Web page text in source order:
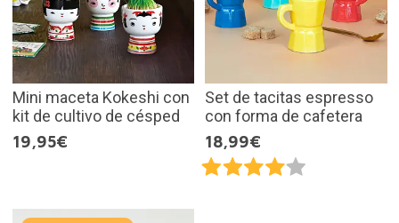
Mini maceta Kokeshi con
kit de cultivo de césped
19,95€
Set de tacitas espresso
con forma de cafetera
18,99€